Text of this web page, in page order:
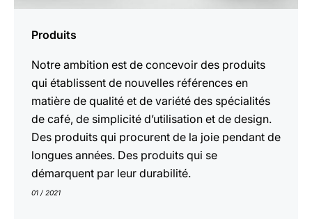
Produits
Notre ambition est de concevoir des produits
qui établissent de nouvelles références en
matière de qualité et de variété des spécialités
de café, de simplicité d’utilisation et de design.
Des produits qui procurent de la joie pendant de
longues années. Des produits qui se
démarquent par leur durabilité.
01 / 2021